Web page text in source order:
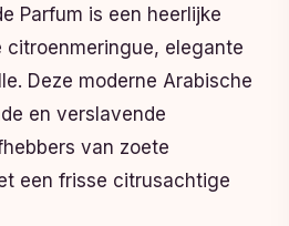
Parfum is een heerlijke
elegante
Deze moderne Arabische
en verslavende
van zoete
een frisse citrusachtige